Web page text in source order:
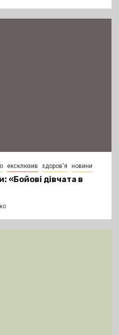
ексклюзив здоров'я новини
«Бойові дівчата в